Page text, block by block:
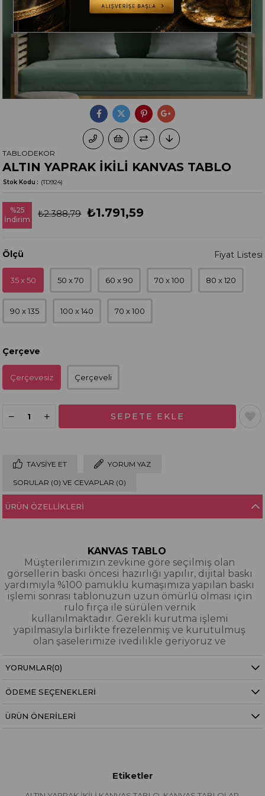
ALTIN YAPRAK İKİLİ KANVAS TABLO
(TD924)
Stok Kodu
TABLODEKOR
%25
İndirim
₺2.388,79 ₺1.791,59
Ölçü
35 x 50 50 x 70 60 x 90 70 x 100 80 x 120
90 x 135 100 x 140 70 x 100
Çerçeve
Çerçevesiz Çerçeveli
TAVSIYE ET YORUM YAZ
SORULAR (0) VE CEVAPLAR (0)
ÜRÜN ÖZELLIKLERI
KANVAS TABLO
Müşterilerimizin zevkine göre seçilmiş olan
görsellerin baskı öncesi hazırlığı yapılır, dijital baskı
yardımıyla %100 pamuklu kumaşımıza yapılan baskı
işlemi sonrası tablonuzun uzun ömürlü olması için
rulo fırça ile sürülen vernik
kullanılmaktadır. Gerekli kurutma işlemi
yapılmasıyla birlikte frezelenmiş ve kurutulmuş
olan şaselerimize ivedilikle geriyoruz ve
paketleyerek tarafınıza gönderiyoruz.
YAĞLI BOYA & SİM DOKULU TABLO
dijital baskı alınıp hazırlanarak üzerine spatula
eşliğinde boya dokunuşları / sim işlemeleri kısmi
YORUMLAR(0)
ÖDEME SEÇENEKLERI
ÜRÜN ÖNERILERI
Etiketler